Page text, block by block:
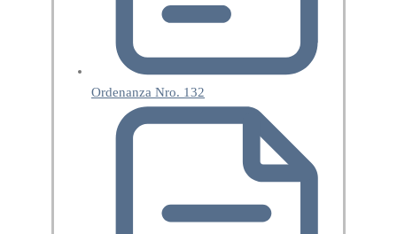
Ordenanza Nro. 132